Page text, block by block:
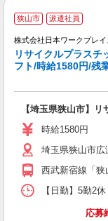
狭山市 派遣社員
株式会社日本ワークプレ
リサイクルプラスチ
フト/時給1580円/残
【埼玉県狭山市】
時給1580円
埼玉県狭山市
西武新宿線「狭
【日勤】5勤2
応募